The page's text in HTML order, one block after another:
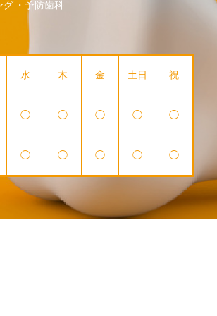
グ 予防歯科
水 木 金 土日 祝
◯ ◯ ◯ ◯ ◯
◯ ◯ ◯ ◯ ◯